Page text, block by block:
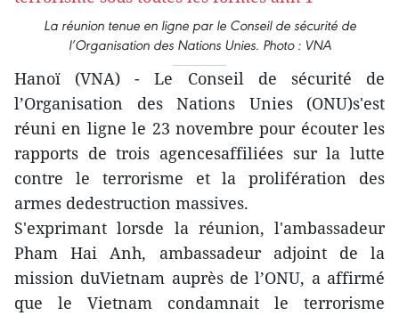
La réunion tenue en ligne par le Conseil de sécurité de
l’Organisation des Nations Unies. Photo : VNA
Hanoï (VNA) - Le Conseil de sécurité de
l’Organisation des Nations Unies (ONU)s'est
réuni en ligne le 23 novembre pour écouter les
rapports de trois agencesaffiliées sur la lutte
contre le terrorisme et la prolifération des
armes dedestruction massives.
S'exprimant lorsde la réunion, l'ambassadeur
Pham Hai Anh, ambassadeur adjoint de la
mission duVietnam auprès de l’ONU, a affirmé
que le Vietnam condamnait le terrorisme